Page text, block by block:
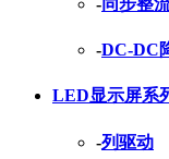
-DC-DC
LED显示屏系
-列驱动